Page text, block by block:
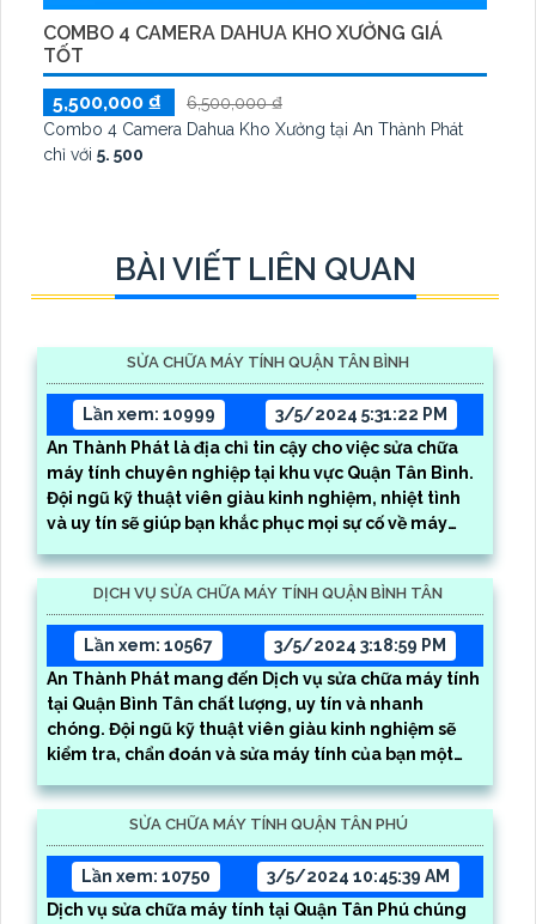
COMBO 4 CAMERA DAHUA KHO XƯỞNG GIÁ
TỐT
5,500,000 ₫
6,500,000 ₫
Combo 4 Camera Dahua Kho Xưởng tại An Thành Phát
chỉ với 5. 500
BÀI VIẾT LIÊN QUAN
SỬA CHỮA MÁY TÍNH QUẬN TÂN BÌNH
Lần xem: 10999
3/5/2024 5:31:22 PM
An Thành Phát là địa chỉ tin cậy cho việc sửa chữa
máy tính chuyên nghiệp tại khu vực Quận Tân Bình.
Đội ngũ kỹ thuật viên giàu kinh nghiệm, nhiệt tình
và uy tín sẽ giúp bạn khắc phục mọi sự cố về máy
DỊCH VỤ SỬA CHỮA MÁY TÍNH QUẬN BÌNH TÂN
Lần xem: 10567
3/5/2024 3:18:59 PM
An Thành Phát mang đến Dịch vụ sửa chữa máy tính
tại Quận Bình Tân chất lượng, uy tín và nhanh
chóng. Đội ngũ kỹ thuật viên giàu kinh nghiệm sẽ
kiểm tra, chẩn đoán và sửa máy tính của bạn một
SỬA CHỮA MÁY TÍNH QUẬN TÂN PHÚ
Lần xem: 10750
3/5/2024 10:45:39 AM
Dịch vụ sửa chữa máy tính tại Quận Tân Phú chúng